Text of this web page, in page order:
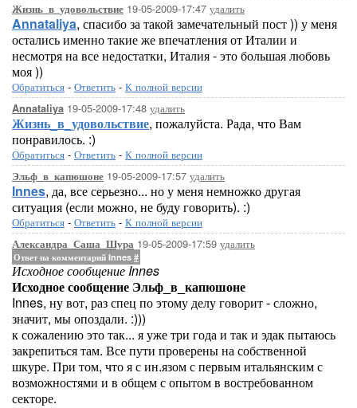
Жизнь_в_удовольствие 19-05-2009-17:47 удалить
Annataliya, спасибо за такой замечательный пост )) у меня
остались именно такие же впечатления от Италии и
несмотря на все недостатки, Италия - это большая любовь
моя ))
Обратиться - Ответить - К полной версии
Annataliya 19-05-2009-17:48 удалить
Жизнь_в_удовольствие, пожалуйста. Рада, что Вам
понравилось. :)
Обратиться - Ответить - К полной версии
Эльф_в_капюшоне 19-05-2009-17:57 удалить
Innes, да, все серьезно... но у меня немножко другая
ситуация (если можно, не буду говорить). :)
Обратиться - Ответить - К полной версии
Александра_Саша_Шура 19-05-2009-17:59 удалить
Ответ на комментарий Innes #
Исходное сообщение Innes
Исходное сообщение Эльф_в_капюшоне
Innes, ну вот, раз спец по этому делу говорит - сложно,
значит, мы опоздали. :)))
к сожалению это так... я уже три года и так и эдак пытаюсь
закрепиться там. Все пути проверены на собственной
шкуре. При том, что я с ин.язом с первым итальянским с
возможностями и в общем с опытом в востребованном
секторе.